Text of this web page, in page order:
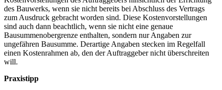
des Bauwerks, wenn sie nicht bereits bei Abschluss des Vertrags
zum Ausdruck gebracht worden sind. Diese Kostenvorstellungen
sind auch dann beachtlich, wenn sie nicht eine genaue
Bausummenobergrenze enthalten, sondern nur Angaben zur
ungefähren Bausumme. Derartige Angaben stecken im Regelfall
einen Kostenrahmen ab, den der Auftraggeber nicht überschreiten
will.
Praxistipp